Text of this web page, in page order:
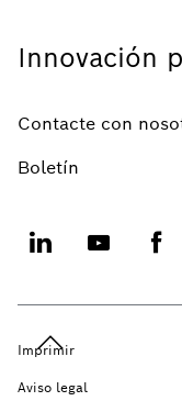
Innovación
Contacte con
Boletín
Imprimir
Aviso legal